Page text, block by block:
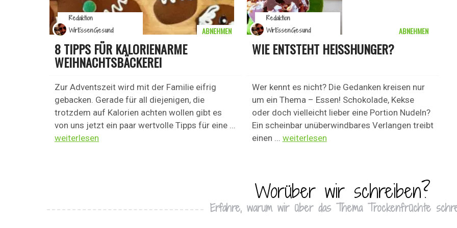
8 TIPPS FÜR KALORIENARME
WEIHNACHTSBÄCKEREI
Zur Adventszeit wird mit der Familie eifrig
gebacken. Gerade für all diejenigen, die
trotzdem auf Kalorien achten wollen gibt es
von uns jetzt ein paar wertvolle Tipps für eine ...
weiterlesen
ABNEHMEN
Redaktion
WirEssenGesund
WIE ENTSTEHT HEISSHUNGER?
Wer kennt es nicht? Die Gedanken kreisen nur
um ein Thema – Essen! Schokolade, Kekse
oder doch vielleicht lieber eine Portion Nudeln?
Ein scheinbar unüberwindbares Verlangen treibt
einen ... weiterlesen
ABNEHMEN
Redaktion
WirEssenGesund
Worüber wir schreiben?
Erfahre, warum wir über das Thema Trockenfrüchte